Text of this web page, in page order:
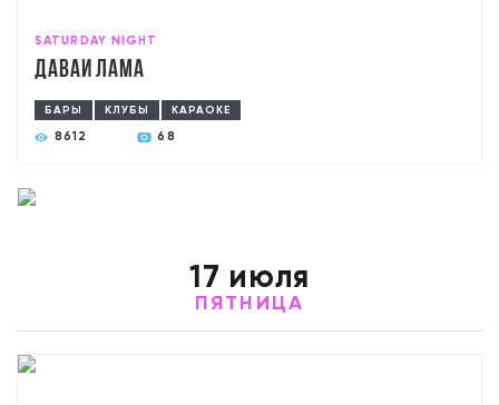
SATURDAY NIGHT
Давай лама
БАРЫ КЛУБЫ КАРАОКЕ
8612 68
17 июля
ПЯТНИЦА